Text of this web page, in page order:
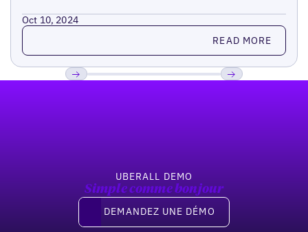
Oct 10, 2024
Read more READ MORE
UBERALL DEMO
Simple comme bonjour
Demandez une démo
DEMANDEZ UNE DÉMO